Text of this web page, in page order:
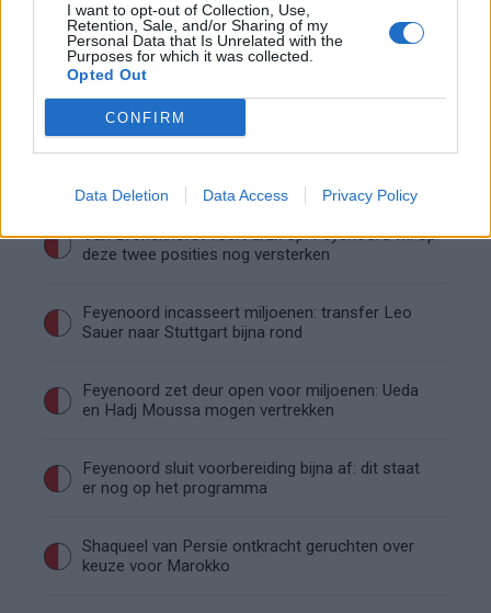
I want to opt-out of Collection, Use,
Retention, Sale, and/or Sharing of my
Personal Data that Is Unrelated with the
Purposes for which it was collected.
Opted Out
CONFIRM
Data Deletion Data Access Privacy Policy
Ajax Feyenoord PSV
Fraser begint aan nieuwe uitdaging: oud-
Feyenoorder tekent als bondscoach
bereik
Van Bronckhorst voert druk op: Feyenoord wil op
deze twee posities nog versterken
Feyenoord incasseert miljoenen: transfer Leo
Sauer naar Stuttgart bijna rond
Feyenoord zet deur open voor miljoenen: Ueda
en Hadj Moussa mogen vertrekken
Feyenoord sluit voorbereiding bijna af: dit staat
er nog op het programma
Shaqueel van Persie ontkracht geruchten over
keuze voor Marokko